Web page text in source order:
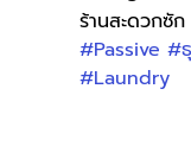
ร้านสะดวกซัก
#Passive #ธ
#Laundry